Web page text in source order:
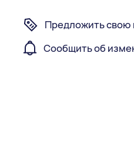
Предложить свою
Сообщить об